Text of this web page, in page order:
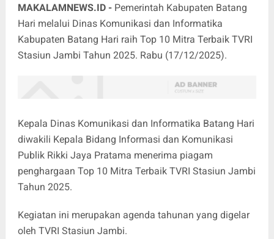
MAKALAMNEWS.ID - Pemerintah Kabupaten Batang
Hari melalui Dinas Komunikasi dan Informatika
Kabupaten Batang Hari raih Top 10 Mitra Terbaik TVRI
Stasiun Jambi Tahun 2025. Rabu (17/12/2025).
Kepala Dinas Komunikasi dan Informatika Batang Hari
diwakili Kepala Bidang Informasi dan Komunikasi
Publik Rikki Jaya Pratama menerima piagam
penghargaan Top 10 Mitra Terbaik TVRI Stasiun Jambi
Tahun 2025.
Kegiatan ini merupakan agenda tahunan yang digelar
oleh TVRI Stasiun Jambi.